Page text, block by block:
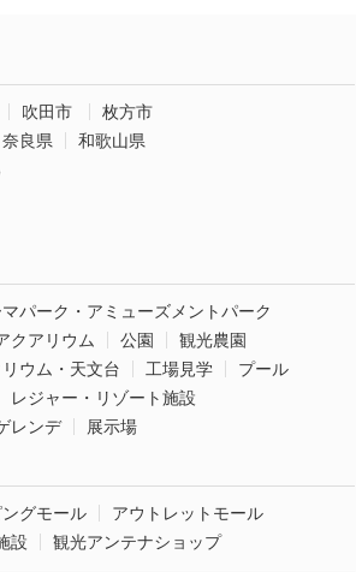
吹田市
枚方市
奈良県
和歌山県
パーク・アミューズメントパーク
クアリウム 公園
観光農園
ウム・天文台 工場見学
プール
レジャー・リゾート施設
レンデ
展示場
グモール
アウトレットモール
設 観光アンテナショップ